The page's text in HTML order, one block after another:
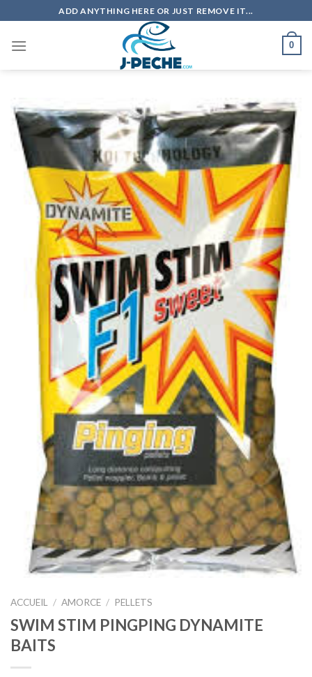
to
content
ADD ANYTHING HERE OR JUST REMOVE IT...
0
ACCUEIL / AMORCE / PELLETS
SWIM STIM PINGPING DYNAMITE
BAITS